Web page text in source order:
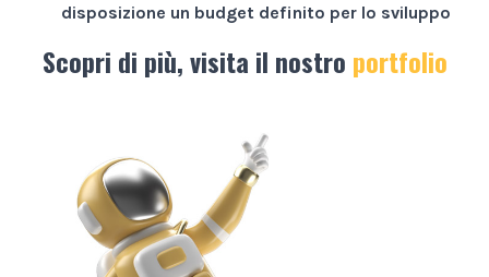
disposizione un budget definito per lo sviluppo
Scopri di più, visita il nostro portfolio